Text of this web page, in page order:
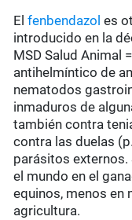
Elfenbendazol es
introducido en la
MSD Salud Animal
antihelmíntico de
nematodos
inmaduros de
también contra
contra las duelas
parásitos externos.
el mundo en el
equinos, menos en
agricultura.